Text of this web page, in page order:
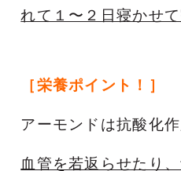
れて１〜２日寝かせて
［栄養ポイント！］
アーモンドは抗酸化作
血管を若返らせたり